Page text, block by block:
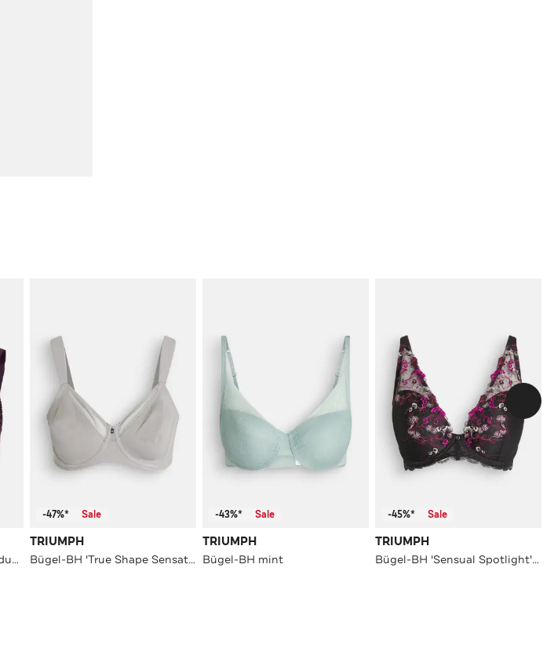
Bügel-BH 'Ladyform Soft' dunkellila
-47%* Sale
TRIUMPH
Bügel-BH 'True Shape Sensation' grau
-43%* Sale
TRIUMPH
Bügel-BH mint
-45%* Sale
TRIUMPH
Bügel-BH 'Sensual Spotlight' mehrfarbig